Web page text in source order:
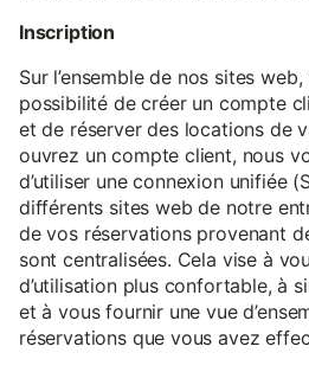
Inscription
Sur l’ensemble de nos sites
possibilité de créer un compte
et de réserver des locations de
ouvrez un compte client, nous
d’utiliser une connexion unifiée
différents sites web de notre
de vos réservations provenant
sont centralisées. Cela vise à
d’utilisation plus confortable, à
et à vous fournir une vue
réservations que vous avez